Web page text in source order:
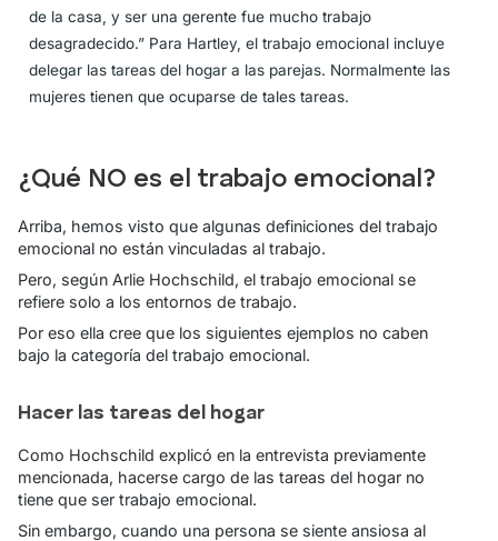
de la casa, y ser una gerente fue mucho trabajo
desagradecido.” Para Hartley, el trabajo emocional incluye
delegar las tareas del hogar a las parejas. Normalmente las
mujeres tienen que ocuparse de tales tareas.
¿Qué NO es el trabajo emocional?
Arriba, hemos visto que algunas definiciones del trabajo
emocional no están vinculadas al trabajo.
Pero, según Arlie Hochschild, el trabajo emocional se
refiere solo a los entornos de trabajo.
Por eso ella cree que los siguientes ejemplos no caben
bajo la categoría del trabajo emocional.
Hacer las tareas del hogar
Como Hochschild explicó en la entrevista previamente
mencionada, hacerse cargo de las tareas del hogar no
tiene que ser trabajo emocional.
Sin embargo, cuando una persona se siente ansiosa al